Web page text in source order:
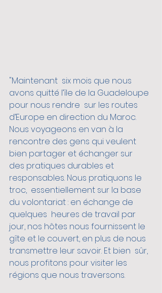
"Maintenant  six mois que nous
avons quitté l’île de la Guadeloupe
pour nous rendre  sur les routes
d’Europe en direction du Maroc.
Nous voyageons en van à la
rencontre des gens qui veulent
bien partager et échanger sur
des pratiques durables et
responsables. Nous pratiquons le
troc,  essentiellement sur la base
du volontariat : en échange de
quelques  heures de travail par
jour, nos hôtes nous fournissent le
gîte et le couvert, en plus de nous
transmettre leur savoir. Et bien  sûr,
nous profitons pour visiter les
régions que nous traversons.